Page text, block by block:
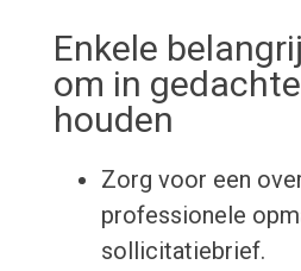
Enkele
om in
houden
Zorg voor een
professionele
sollicitatiebrief.